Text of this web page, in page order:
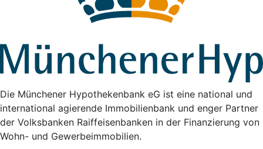
Die Münchener Hypothekenbank eG ist eine national und
international agierende Immobilienbank und enger Partner
der Volksbanken Raiffeisenbanken in der Finanzierung von
Wohn- und Gewerbeimmobilien.